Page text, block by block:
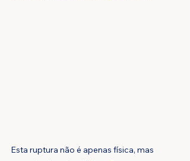
Esta ruptura não é apenas física, mas